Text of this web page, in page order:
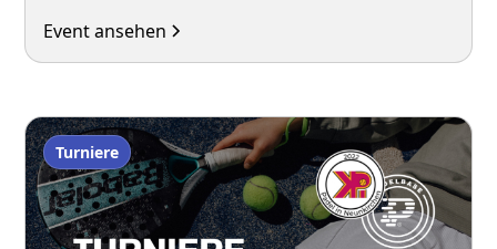
Event ansehen
Turniere